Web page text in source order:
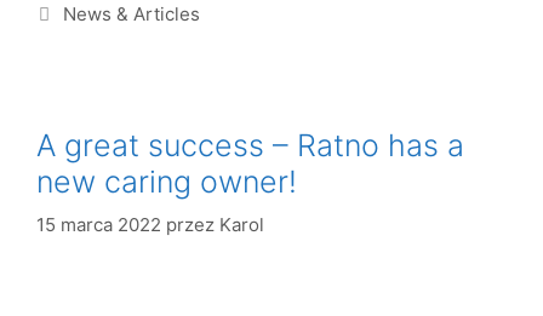
News & Articles
A great success – Ratno has a
new caring owner!
15 marca 2022 przez Karol